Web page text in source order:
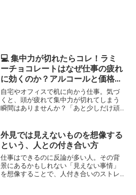
💻 集中力が切れたらコレ！ラミ
ーチョコレートはなぜ仕事の疲れ
に効くのか？アルコールと価格の
コスパ分析
自宅やオフィスで机に向かう仕事。気づ
くと、頭が疲れて集中力が切れてしまう
瞬間はありませんか？「あと少しだけ頑
では物足りない、大人ならではのリフレ
ッシュを求めている方も...
外見では見えないものを想像する
という、人との付き合い方
仕事はできるのに反論が多い人。その背
景にあるかもしれない「見えない事情」
を想像することで、人付き合いのストレ